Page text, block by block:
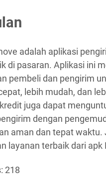
adalah aplikasi
di pasaran. Aplikasi ini
pembeli dan pengirim
lebih mudah, dan
juga dapat
dengan
aman dan tepat
layanan terbaik dari apk
218